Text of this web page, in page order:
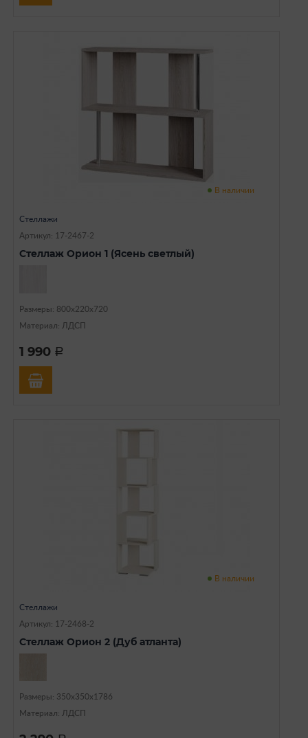
В наличии
Стеллажи
Артикул: 17-2467-2
Стеллаж Орион 1 (Ясень светлый)
Размеры: 800х220х720
Материал: ЛДСП
1 990 a
В наличии
Стеллажи
Артикул: 17-2468-2
Стеллаж Орион 2 (Дуб атланта)
Размеры: 350х350х1786
Материал: ЛДСП